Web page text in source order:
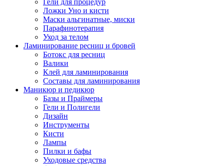
Ложки Уно и кисти
Маски альгинатные, миски
Парафинотерапия
Уход за телом
Ламинирование ресниц и бровей
Ботокс для ресниц
Валики
Клей для ламинирования
Составы для ламинирования
Маникюр и педикюр
Базы и Праймеры
Гели и Полигели
Дизайн
Инструменты
Кисти
Лампы
Пилки и бафы
Уходовые средства